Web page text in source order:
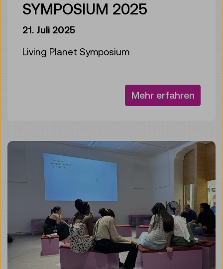
SYMPOSIUM 2025
21. Juli 2025
Living Planet Symposium
Mehr erfahren